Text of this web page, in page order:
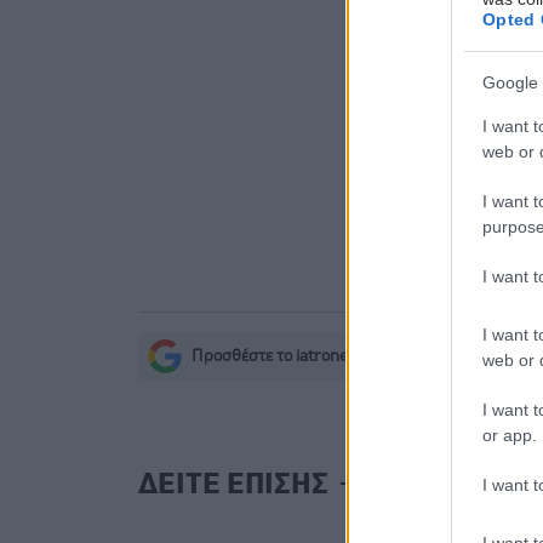
Opted
Google
I want
web or
I want
I want
I want
web or
I want
or app.
I want
Πώς
Οι
δεκάδες
Αττικής
Προσθέστε το iatronet.gr στο Discover
ΔΕΙΤΕ ΕΠΙΣΗΣ